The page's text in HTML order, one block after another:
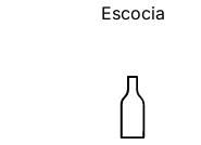
Escocia